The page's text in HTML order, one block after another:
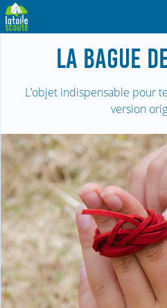
LA BAGUE
L’objet indispensable pour
version